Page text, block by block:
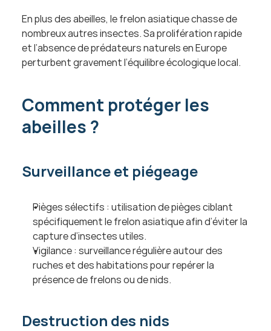
En plus des abeilles, le frelon asiatique chasse de
nombreux autres insectes. Sa prolifération rapide
et l’absence de prédateurs naturels en Europe
perturbent gravement l’équilibre écologique local.
Comment protéger les
abeilles ?
Surveillance et piégeage
Pièges sélectifs : utilisation de pièges ciblant
spécifiquement le frelon asiatique afin d’éviter la
capture d’insectes utiles.
Vigilance : surveillance régulière autour des
ruches et des habitations pour repérer la
présence de frelons ou de nids.
Destruction des nids